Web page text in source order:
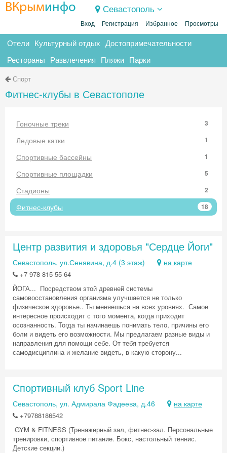
ВКрыминфо Севастополь
Вход Регистрация Избранное Просмотры
Отели Культурный отдых Достопримечательности
Рестораны Развлечения Пляжи Парки
Спорт
Фитнес-клубы в Севастополе
Гоночные треки 3
Ледовые катки 1
Спортивные бассейны 1
Спортивные площадки 5
Стадионы 2
Фитнес-клубы 18
Центр развития и здоровья "Сердце Йоги"
Севастополь, ул.Сенявина, д.4 (3 этаж) на карте
+7 978 815 55 64
ЙОГА... Посредством этой древней системы
самовосстановления организма улучшается не только
физическое здоровье.. Ты меняешься на всех уровнях. Самое
интересное происходит с того момента, когда приходит
осознанность. Тогда ты начинаешь понимать тело, причины его
боли и видеть его возможности. Мы предлагаем разные виды и
направления для помощи себе. От тебя требуется
самодисциплина и желание видеть, в какую сторону...
Спортивный клуб Sport Line
Севастополь, ул. Адмирала Фадеева, д.46 на карте
+79788186542
GYM & FITNESS (Тренажерный зал, фитнес-зал. Персональные
тренировки, спортивное питание. Бокс, настольный теннис.
Детские секции.)